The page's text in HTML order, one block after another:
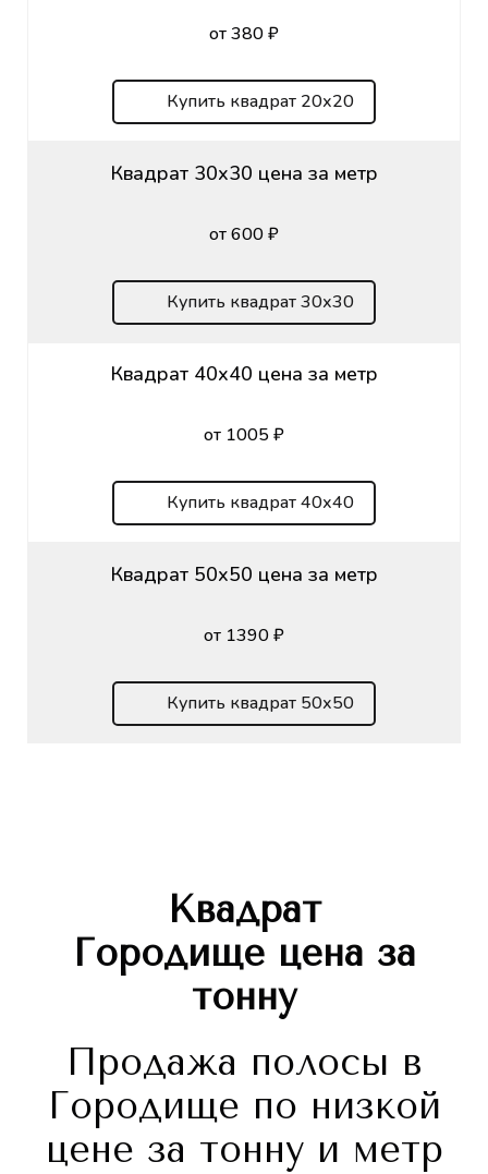
от 380 ₽
Купить квадрат 20х20
Квадрат 30х30 цена за метр
от 600 ₽
Купить квадрат 30х30
Квадрат 40х40 цена за метр
от 1005 ₽
Купить квадрат 40х40
Квадрат 50х50 цена за метр
от 1390 ₽
Купить квадрат 50х50
Квадрат
Городище цена за
тонну
Продажа полосы в
Городище по низкой
цене за тонну и метр